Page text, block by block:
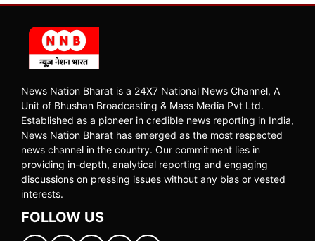
News Nation Bharat is a 24X7 National News Channel, A
Unit of Bhushan Broadcasting & Mass Media Pvt Ltd.
Established as a pioneer in credible news reporting in India,
News Nation Bharat has emerged as the most respected
news channel in the country. Our commitment lies in
providing in-depth, analytical reporting and engaging
discussions on pressing issues without any bias or vested
interests.
FOLLOW US